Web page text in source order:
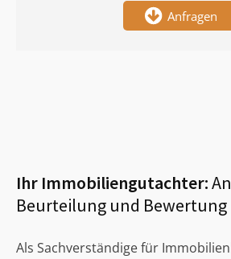
Anfragen
Ihr Immobiliengutachter:
Beurteilung und Bewertung
Als Sachverständige für